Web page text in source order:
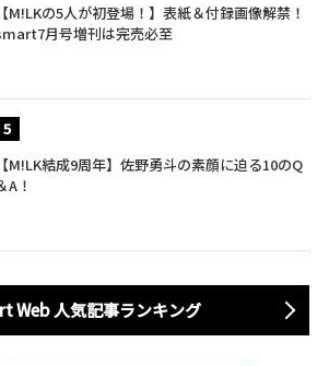
【M!LKの5人が初登場！】表紙＆付録画像解禁！
月号増刊は完売必至
【M!LK結成9周年】佐野勇斗の素顔に迫る10のQ
A！
Web 人気記事ランキング